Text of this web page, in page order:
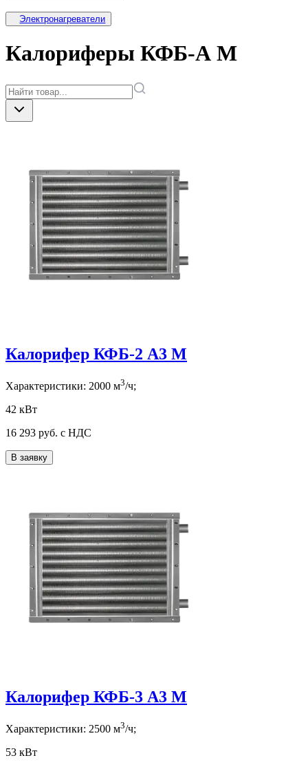
Электронагреватели
Калориферы КФБ-А М
Калорифер КФБ-2 А3 М
Характеристики: 2000 м3/ч;
42 кВт
16 293 руб. с НДС
В заявку
Калорифер КФБ-3 А3 М
Характеристики: 2500 м3/ч;
53 кВт